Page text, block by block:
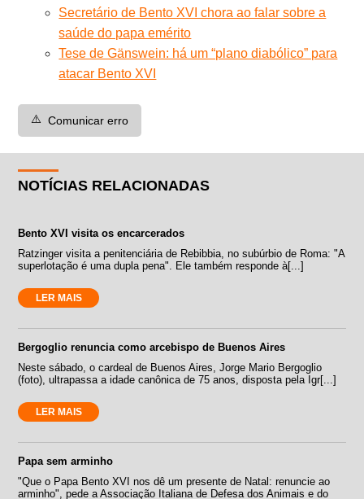
Secretário de Bento XVI chora ao falar sobre a
saúde do papa emérito
Tese de Gänswein: há um “plano diabólico” para
atacar Bento XVI
⚠️ Comunicar erro
NOTÍCIAS RELACIONADAS
Bento XVI visita os encarcerados
Ratzinger visita a penitenciária de Rebibbia, no subúrbio de Roma: "A
superlotação é uma dupla pena". Ele também responde à[...]
LER MAIS
Bergoglio renuncia como arcebispo de Buenos Aires
Neste sábado, o cardeal de Buenos Aires, Jorge Mario Bergoglio
(foto), ultrapassa a idade canônica de 75 anos, disposta pela Igr[...]
LER MAIS
Papa sem arminho
"Que o Papa Bento XVI nos dê um presente de Natal: renuncie ao
arminho", pede a Associação Italiana de Defesa dos Animais e do